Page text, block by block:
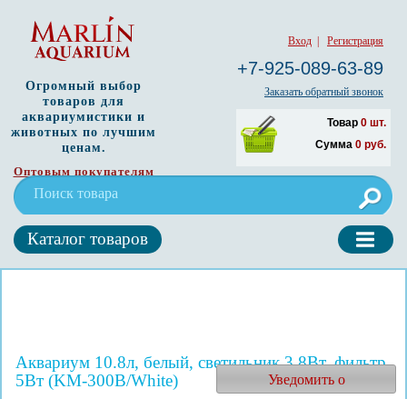
Вход Регистрация
+7-925-089-63-89
Заказать обратный звонок
Товар 0 шт.
Сумма 0 руб.
Огромный выбор
товаров для
аквариумистики и
животных по лучшим
ценам.
Оптовым покупателям
Каталог товаров
Аквариум 10.8л, белый, светильник 3,8Вт, фильтр
5Вт (KM-300B/White)
Уведомить о